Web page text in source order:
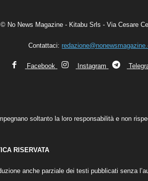
© No News Magazine - Kitabu Srls - Via Cesare
Contattaci:
Facebook Instagram
soltanto la loro responsabilità e non
RISERVATA
anche parziale dei testi pubblicati senza